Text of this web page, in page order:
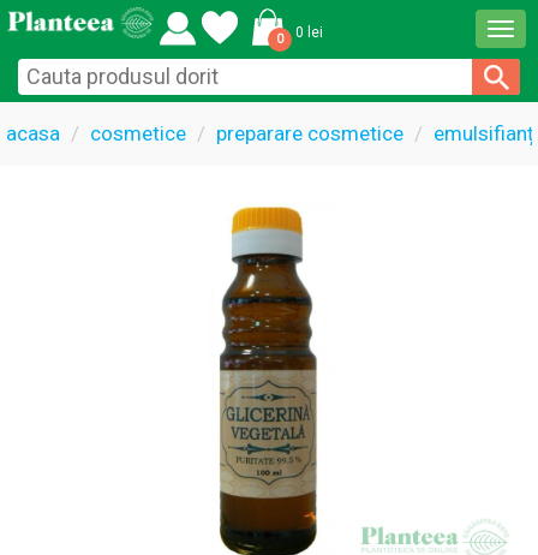
0 0 lei
acasa cosmetice preparare cosmetice